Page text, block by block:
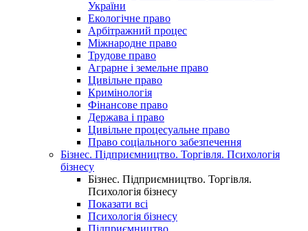
України
Екологічне право
Арбітражний процес
Міжнародне право
Трудове право
Аграрне і земельне право
Цивільне право
Кримінологія
Фінансове право
Держава і право
Цивільне процесуальне право
Право соціального забезпечення
Бізнес. Підприємництво. Торгівля. Психологія
бізнесу
Бізнес. Підприємництво. Торгівля.
Психологія бізнесу
Показати всі
Психологія бізнесу
Підприємництво